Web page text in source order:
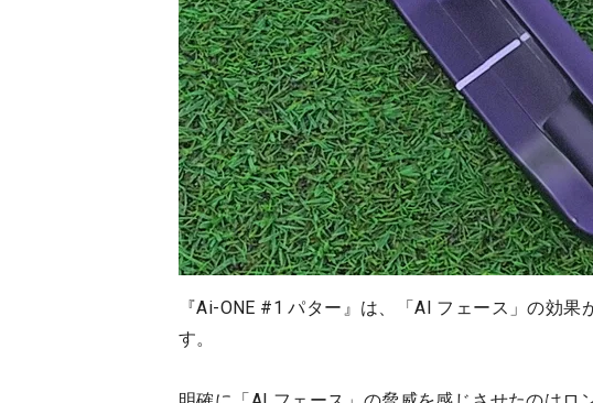
『Ai-ONE #1 パター』は、「AI フェース」の効
す。